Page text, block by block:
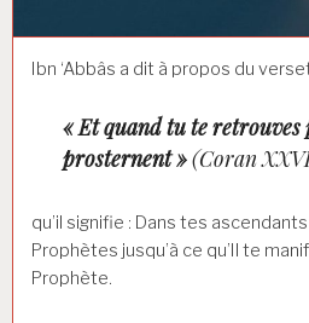
Ibn ‘Abbâs a dit à propos du
« Et quand tu te retrouves
prosternent »(Coran
qu’il signifie : Dans tes
Prophètes jusqu’à ce qu’Il te
Prophète.